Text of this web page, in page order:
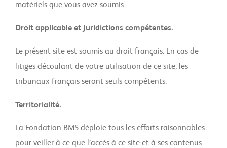
matériels que vous avez soumis.
Droit applicable et juridictions compétentes.
Le présent site est soumis au droit français. En cas de
litiges découlant de votre utilisation de ce site, les
tribunaux français seront seuls compétents.
Territorialité.
La Fondation BMS déploie tous les efforts raisonnables
pour veiller à ce que l’accès à ce site et à ses contenus